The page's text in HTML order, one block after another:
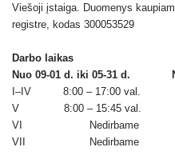
Viešoji įstaiga. Duomenys
registre, kodas 300053529
Darbo laikas
Nuo 09-01 d. iki 05-31 d.
I–IV 8:00 – 17:00 val.
V 8:00 – 15:45 val.
VI Nedirbame VI
VII Nedirbame